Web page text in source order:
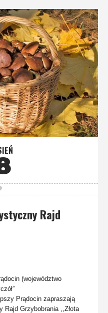
Rajd
(województwo
Prądocin zapraszają
Grzybobrania ,,Złota